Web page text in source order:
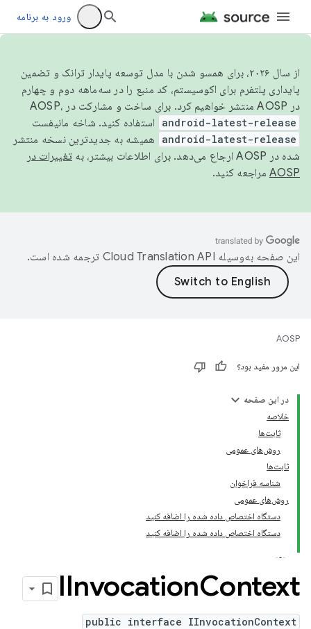
ورود به برنامه
از سال ۲۰۲۶، برای همسو شدن با مدل توسعه پایدار ترانک و تضمین
پایداری پلتفرم برای اکوسیستم، کد منبع را در سه‌ماهه دوم و چهارم
در AOSP منتشر خواهیم کرد. برای ساخت و مشارکت در AOSP،
android-latest-release استفاده کنید. شاخه مانیفست
android-latest-release
همیشه به جدیدترین نسخه منتشر
شده در AOSP ارجاع می‌دهد. برای اطلاعات بیشتر، به
تغییرات در
AOSP مراجعه کنید.
این صفحه به‌وسیله ترجمه شده است.
AOSP
این مرور مفید بود؟
در این صفحه
خلاصه
ثابت‌ها
روش‌های عمومی
ثابت‌ها
شناسه فراخوان
روش‌های عمومی
دستگاه اختصاص داده شده را اضافه کنید
دستگاه اختصاص داده شده را اضافه کنید
IInvocationContext
public interface IInvocationContext